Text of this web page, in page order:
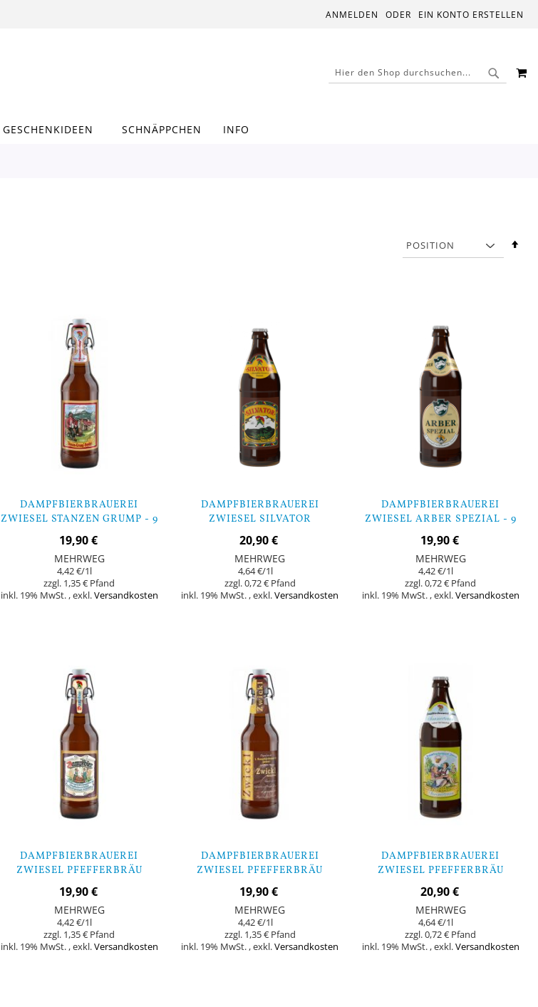
ANMELDEN EIN KONTO ERSTELLEN
SUCHE
GESCHENKIDEEN SCHNÄPPCHEN INFO
DAMPFBIERBRAUEREI
ZWIESEL STANZEN GRUMP - 9
FLASCHEN
19,90 €
MEHRWEG
4,42 €/1l
1,35 €
inkl. 19% MwSt.,exkl.Versandkosten
DAMPFBIERBRAUEREI
ZWIESEL SILVATOR
DOPPELBOCK - 9 FLASCHEN
20,90 €
MEHRWEG
4,64 €/1l
0,72 €
inkl. 19% MwSt.,exkl.Versandkosten
DAMPFBIERBRAUEREI
ZWIESEL ARBER SPEZIAL - 9
FLASCHEN
19,90 €
MEHRWEG
4,42 €/1l
0,72 €
inkl. 19% MwSt.,exkl.Versandkosten
DAMPFBIERBRAUEREI
ZWIESEL PFEFFERBRÄU
DAMPFBIER - 9 FLASCHEN
19,90 €
MEHRWEG
4,42 €/1l
1,35 €
inkl. 19% MwSt. ,exkl.Versandkosten
DAMPFBIERBRAUEREI
ZWIESEL PFEFFERBRÄU
ZWICKL - 9 FLASCHEN
19,90 €
MEHRWEG
4,42 €/1l
1,35 €
inkl. 19% MwSt. ,exkl.Versandkosten
DAMPFBIERBRAUEREI
ZWIESEL PFEFFERBRÄU
SOMMERTRAUM - 9
FLASCHEN
20,90 €
MEHRWEG
4,64 €/1l
0,72 €
inkl. 19% MwSt. ,exkl.Versandkosten